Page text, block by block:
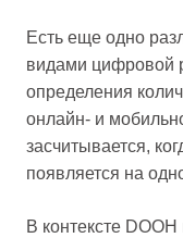
Есть еще одно
видами цифровой
определения
онлайн- и
засчитывается,
появляется на
В контексте